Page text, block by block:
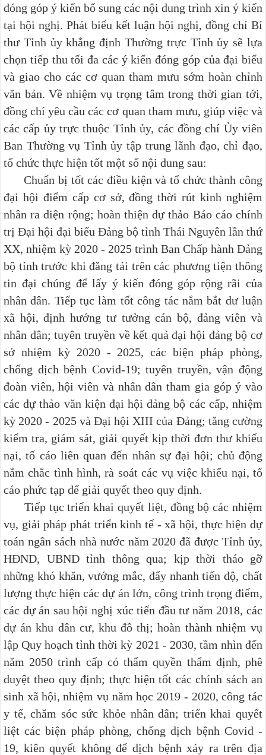
đóng góp ý kiến bổ sung các nội dung trình xin ý kiến
tại hội nghị. Phát biểu kết luận hội nghị, đồng chí Bí
thư Tỉnh ủy khẳng định Thường trực Tỉnh ủy sẽ lựa
chọn tiếp thu tối đa các ý kiến đóng góp của đại biểu
và giao cho các cơ quan tham mưu sớm hoàn chỉnh
văn bản. Về nhiệm vụ trọng tâm trong thời gian tới,
đồng chí yêu cầu các cơ quan tham mưu, giúp việc và
cáccấp ủy trực thuộc Tỉnh ủy, các đồng chí Ủy viên
Ban Thường vụ Tỉnh ủy tập trung lãnh đạo, chỉ đạo,
tổ chức thực hiện tốt một số nội dung sau:
Chuẩn bị tốt các điều kiện và tổ chức thành công
đại hội điểm cấp cơ sở, đồng thời rút kinh nghiệm
nhân ra diện rộng; hoàn thiện dự thảo Báo cáo chính
trị Đại hội đại biểu Đảng bộ tỉnh Thái Nguyên lần thứ
XX, nhiệm kỳ 2020 - 2025 trình Ban Chấp hành Đảng
bộ tỉnh trước khi đăng tải trên các phương tiện thông
tin đại chúng để lấy ý kiến đóng góp rộng rãi của
nhân dân. Tiếp tục làm tốt công tác nắm bắt dư luận
xã hội, định hướng tư tưởng cán bộ, đảng viên và
nhân dân; tuyên truyền về kết quả đại hội đảng bộ cơ
sở nhiệm kỳ 2020 - 2025, các biện pháp phòng,
chống dịch bệnh Covid-19;tuyên truyền, vận động
đoàn viên, hội viên và nhân dân tham gia góp ý vào
các dự thảo văn kiện đại hội đảng bộ các cấp, nhiệm
kỳ 2020 - 2025 và Đại hội XIII của Đảng; tăng cường
kiểm tra, giám sát, giải quyết kịp thời đơn thư khiếu
nại, tố cáo liên quan đến nhân sự đại hội; chủ động
nắm chắc tình hình, rà soát các vụ việc khiếu nại, tố
cáo phức tạp để giải quyết theo quy định.
Tiếp tục triển khai quyết liệt, đồng bộ các nhiệm
vụ, giải pháp phát triển kinh tế - xã hội, thực hiện dự
toán ngân sách nhà nước năm 2020 đã được Tỉnh ủy,
HĐND, UBND tỉnh thông qua; kịp thời tháo gỡ
những khó khăn, vướng mắc, đẩy nhanh tiến độ, chất
lượng thực hiện các dự án lớn, công trình trọng điểm,
các dự án sau hội nghị xúc tiến đầu tư năm 2018, các
dự án khu dân cư, khu đô thị; hoàn thành nhiệm vụ
lập Quy hoạch tỉnh thời kỳ 2021 - 2030, tầm nhìn đến
năm 2050 trình cấp có thẩm quyền thẩm định, phê
duyệt theo quy định; thực hiện tốt các chính sách an
sinh xã hội, nhiệm vụ năm học 2019 - 2020, công tác
y tế, chăm sóc sức khỏe nhân dân; triển khai quyết
liệt các biện pháp phòng, chống dịch bệnh Covid -
19, kiên quyết không để dịch bệnh xảy ra trên địa